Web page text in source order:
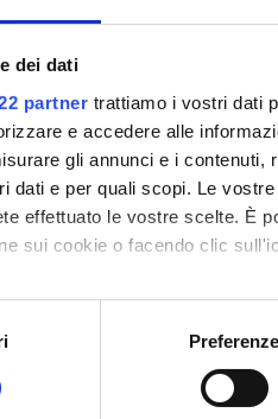
dei dati
partner trattiamo i vostri dati
e accedere alle
gli annunci e i
dati e per quali scopi. Le
effettuato le vostre scelte. È
sui cookie o facendo clic
vorremmo anche:
informazioni sulla tuaPreferenze
PARTECIPANTI AL
Massimo Venturelli
Sport Sciences (DNBM)